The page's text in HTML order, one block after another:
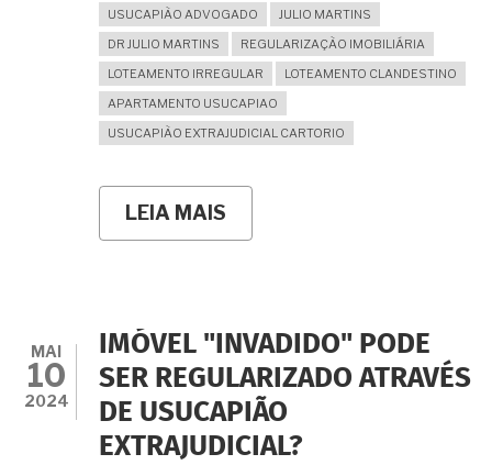
USUCAPIÃO ADVOGADO
JULIO MARTINS
DR JULIO MARTINS
REGULARIZAÇÃO IMOBILIÁRIA
LOTEAMENTO IRREGULAR
LOTEAMENTO CLANDESTINO
APARTAMENTO USUCAPIAO
USUCAPIÃO EXTRAJUDICIAL CARTORIO
LEIA MAIS
REGULARIZAR
APARTAMENTO
CUJO
PRÉDIO
NEM
MESMO
EXISTE
MAI
10
2024
IMÓVEL "INVADIDO" PODE
SER REGULARIZADO ATRAVÉS
DE USUCAPIÃO
EXTRAJUDICIAL?